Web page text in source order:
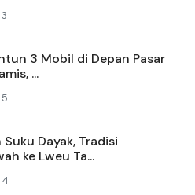
3
3 Mobil di Depan Pasar
...
5
Dayak, Tradisi
ke Lweu Ta...
4